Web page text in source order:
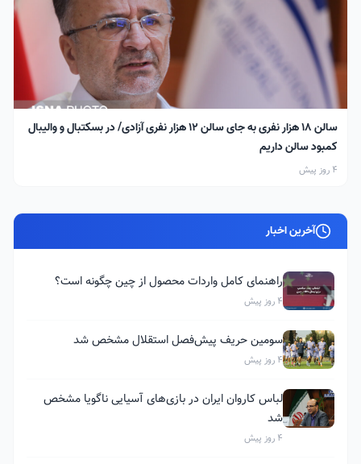
سالن ۱۸ هزار نفری به جای سالن ۱۲ هزار نفری آزادی/ در بسکتبال و والیبال
کمبود سالن داریم
4 روز پیش
آخرین اخبار
راهنمای کامل واردات محصول از چین چگونه است؟
4 روز پیش
سومین حریف پیش‌فصل استقلال مشخص شد
4 روز پیش
لباس کاروان ایران در بازی‌های آسیایی ناگویا مشخص
شد
4 روز پیش